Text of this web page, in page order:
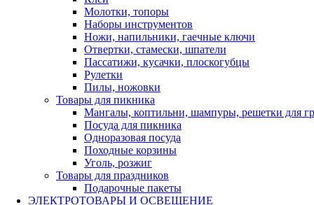
Молотки, топоры
Наборы инструментов
Ножи, напильники, гаечные ключи
Отвертки, стамески, шпатели
Пассатижи, кусачки, плоскогубцы
Рулетки
Пилы, ножовки
Товары для пикника
Мангалы, коптильни, шампуры, решетки для
Посуда для пикника
Одноразовая посуда
Походные корзины
Уголь, розжиг
Товары для праздников
Подарочные пакеты
ЭЛЕКТРОТОВАРЫ И ОСВЕЩЕНИЕ